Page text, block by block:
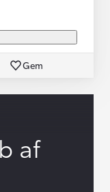
Gem
af